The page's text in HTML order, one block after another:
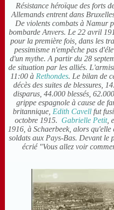
Résistance héroïque des forts
Allemands entrent dans
De violents combats à Namur
bombarde Anvers. Le 22 avril
pour la première fois, dans les
pessimisme n'empêche pas
d'un mythe. A partir du 28
de situation par les alliés.
11:00 à Rethondes. Le bilan de
décès des suites de blessures,
disparus, 44.000 blessés,
grippe espagnole à cause de
britannique, Edith Cavell fut
octobre 1915. Gabrielle Petit,
1916, à Schaerbeek, alors
soldats aux Pays-Bas. Devant le
écrié "Vous allez voir